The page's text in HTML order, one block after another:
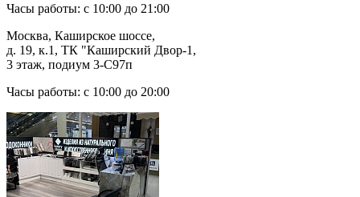
Часы работы: с 10:00 до 21:00
Москва, Каширское шоссе,
д. 19, к.1, ТК "Каширский Двор-1,
3 этаж, подиум 3-С97п
Часы работы: с 10:00 до 20:00